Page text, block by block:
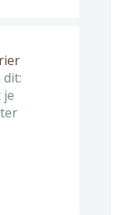
dit:
je